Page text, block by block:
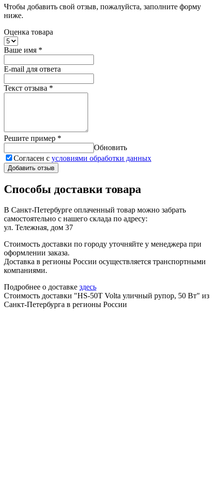
Чтобы добавить свой отзыв, пожалуйста, заполните форму
ниже.
Оценка товара
Ваше имя *
E-mail для ответа
Текст отзыва *
Решите пример *
Обновить
Согласен с условиями обработки данных
Добавить отзыв
Способы доставки товара
В Санкт-Петербурге оплаченный товар можно забрать
самостоятельно с нашего склада по адресу:
ул. Тележная, дом 37
Стоимость доставки по городу уточняйте у менеджера при
оформлении заказа.
Доставка в регионы России осуществляется транспортными
компаниями.
Подробнее о доставке здесь
Стоимость доставки "HS-50T Volta уличный рупор, 50 Вт" из
Санкт-Петербурга в регионы России